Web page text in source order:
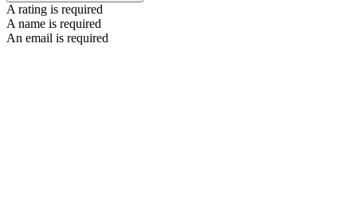
A rating is required
A name is required
An email is required